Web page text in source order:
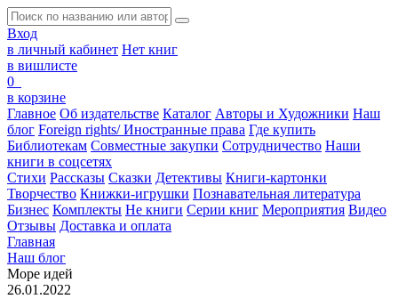
Вход
в личный кабинет Нет книг
в вишлисте
0
в корзине
Главное Об издательстве Каталог Авторы и Художники Наш
блог Foreign rights/ Иностранные права Где купить
Библиотекам Совместные закупки Сотрудничество Наши
книги в соцсетях
Стихи Рассказы Сказки Детективы Книги-картонки
Творчество Книжки-игрушки Познавательная литература
Бизнес Комплекты Не книги Серии книг Мероприятия Видео
Отзывы Доставка и оплата
Главная
Наш блог
Море идей
26.01.2022